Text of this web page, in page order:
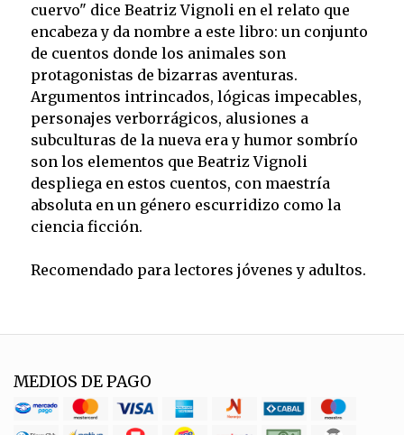
cuervo" dice Beatriz Vignoli en el relato que
encabeza y da nombre a este libro: un conjunto
de cuentos donde los animales son
protagonistas de bizarras aventuras.
Argumentos intrincados, lógicas impecables,
personajes verborrágicos, alusiones a
subculturas de la nueva era y humor sombrío
son los elementos que Beatriz Vignoli
despliega en estos cuentos, con maestría
absoluta en un género escurridizo como la
ciencia ficción.
Recomendado para lectores jóvenes y adultos.
MEDIOS DE PAGO